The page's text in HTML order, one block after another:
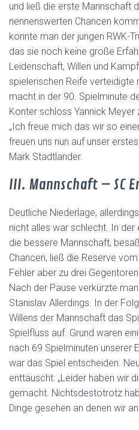
und ließ die erste Mannschaft
nennenswerten Chancen
konnte man der jungen RWK-
das sie noch keine große
Leidenschaft, Willen und
spielerischen Reife verteidigte
macht in der 90. Spielminute
Konter schloss Yannick Meyer
„Ich freue mich das wir so
freuen uns nun auf unser
Mark Stadtlander.
III. Mannschaft – SC
Deutliche Niederlage,
nicht alles war schlecht. In
die bessere Mannschaft,
Chancen, ließ die Reserve
Fehler aber zu drei
Nach der Pause verkürzte
Stanislav Allerdings. In der
Willens der Mannschaft das
Spielfluss auf. Grund waren
nach 69 Spielminuten unserer
war das Spiel entscheiden.
enttäuscht: „Leider haben wir
gemacht. Nichtsdestotrotz
Dinge gesehen an denen wir